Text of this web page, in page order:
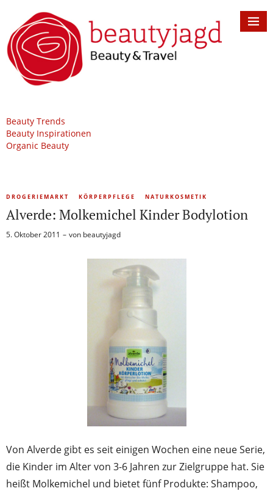
Beauty Trends
Beauty Inspirationen
Organic Beauty
DROGERIEMARKT KÖRPERPFLEGE NATURKOSMETIK
Alverde: Molkemichel Kinder Bodylotion
5. Oktober 2011 von beautyjagd
Von Alverde gibt es seit einigen Wochen eine neue Serie,
die Kinder im Alter von 3-6 Jahren zur Zielgruppe hat. Sie
heißt Molkemichel und bietet fünf Produkte: Shampoo,